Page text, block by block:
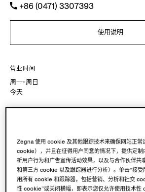
+86 (0471) 3307393
使用说明
营业时间
周一-周日
今天
可在精品店退货。点击此处了解更多。
Zegna 使用 cookie 及其他跟踪技术来确保网站正常
cookie），并且在征得用户同意的情况下，提供定制
析用户行为和广告宣传活动效果，以及与合作伙伴共
和第三方 cookie 以及跟踪器进行分析）。单击“接受
用所有 cookie 和跟踪器，包括营销、分析和社交
性 cookie”或关闭横幅，即表示您仅允许使用技术性